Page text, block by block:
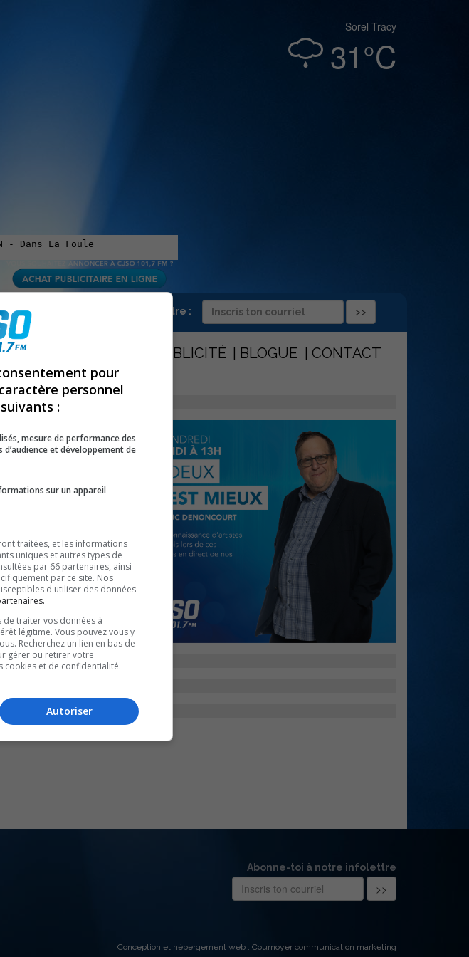
Sorel-Tracy
31°C
région, abonne-toi à notre infolettre :
PUBLICITÉ BLOGUE CONTACT
PARTAGEZ
Abonne-toi à notre infolettre
Conception et hébergement web : Cournoyer communication marketing
pour
personnel
:
mesure de performance des
et développement de
sur un appareil
traitées, et les informations
uniques et autres types de
par 66 partenaires, ainsi
par ce site. Nos
d'utiliser des données
de traiter vos données à
légitime. Vous pouvez vous y
Recherchez un lien en bas de
gérer ou retirer votre
cookies et de confidentialité.
Autoriser